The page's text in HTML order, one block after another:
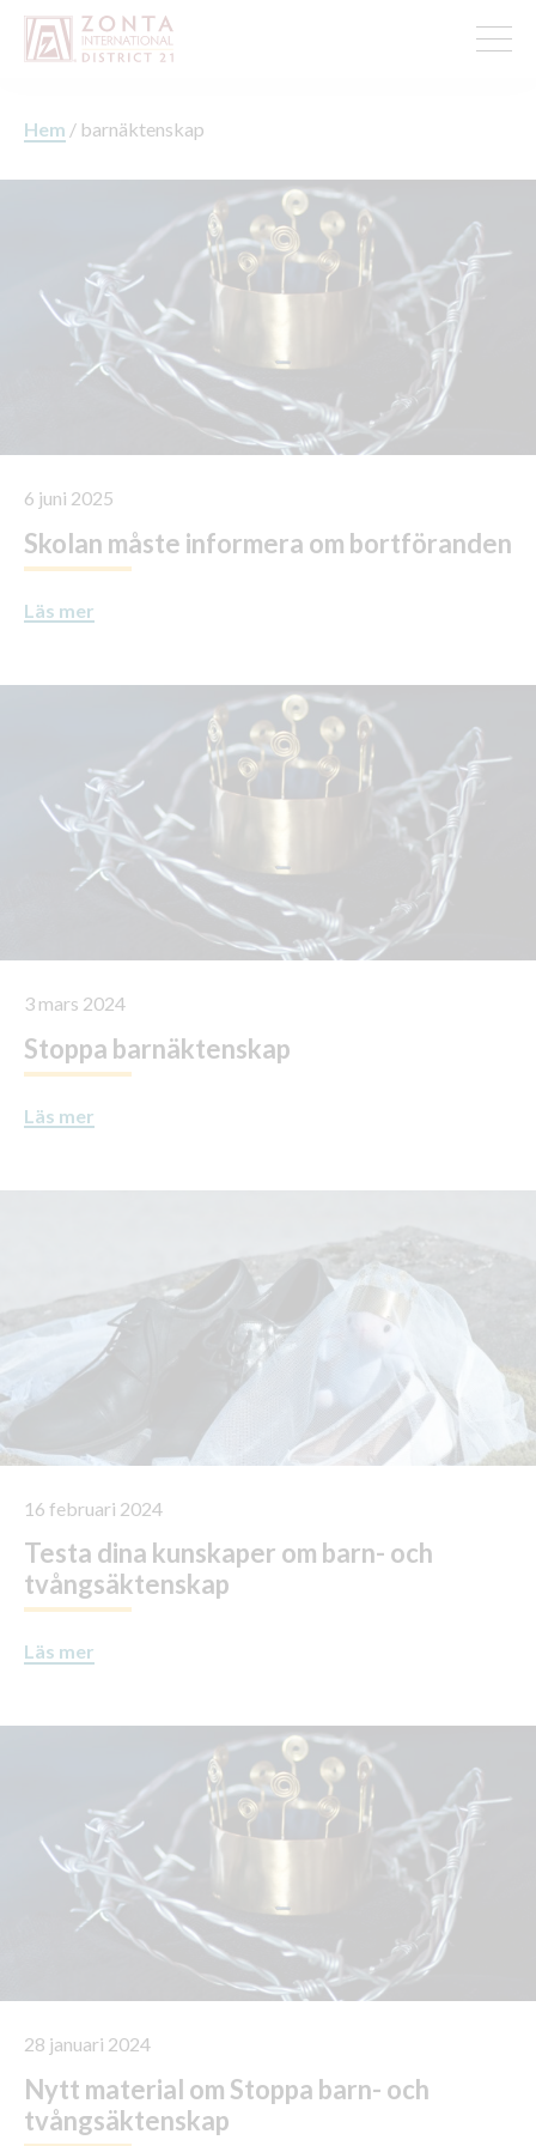
Hem / barnäktenskap
6 juni 2025
Skolan måste informera om bortföranden
Läs mer
3 mars 2024
Stoppa barnäktenskap
Läs mer
16 februari 2024
Testa dina kunskaper om barn- och
tvångsäktenskap
Läs mer
28 januari 2024
Nytt material om Stoppa barn- och
tvångsäktenskap